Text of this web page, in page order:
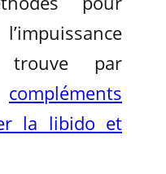
trouve par
compléments
la libido et